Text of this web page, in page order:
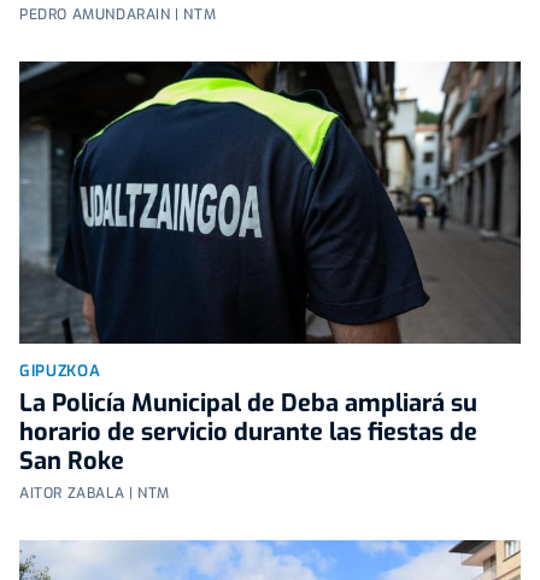
PEDRO AMUNDARAIN | NTM
GIPUZKOA
La Policía Municipal de Deba ampliará su
horario de servicio durante las fiestas de
San Roke
AITOR ZABALA | NTM